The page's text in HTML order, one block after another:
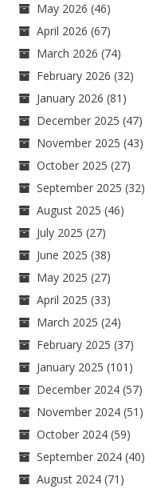
May 2026 (46)
April 2026 (67)
March 2026 (74)
February 2026 (32)
January 2026 (81)
December 2025 (47)
November 2025 (43)
October 2025 (27)
September 2025 (32)
August 2025 (46)
July 2025 (27)
June 2025 (38)
May 2025 (27)
April 2025 (33)
March 2025 (24)
February 2025 (37)
January 2025 (101)
December 2024 (57)
November 2024 (51)
October 2024 (59)
September 2024 (40)
August 2024 (71)